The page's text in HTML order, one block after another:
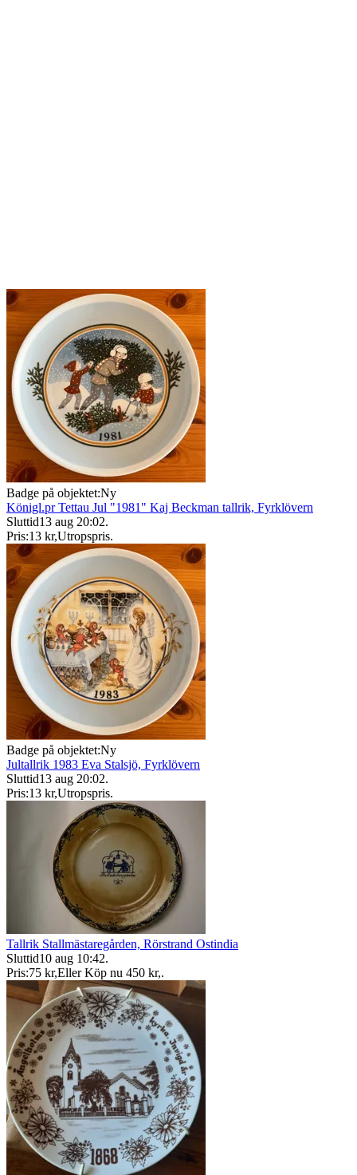
Badge på objektet:Ny
Königl.pr Tettau Jul "1981" Kaj Beckman tallrik, Fyrklövern
Sluttid13 aug 20:02.
Pris:13 kr,Utropspris.
Badge på objektet:Ny
Jultallrik 1983 Eva Stalsjö, Fyrklövern
Sluttid13 aug 20:02.
Pris:13 kr,Utropspris.
Tallrik Stallmästaregården, Rörstrand Ostindia
Sluttid10 aug 10:42.
Pris:75 kr,Eller Köp nu 450 kr,.